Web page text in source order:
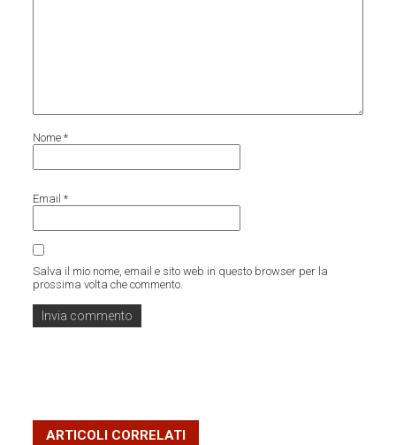
Nome*
Email*
Salva il mio nome, email e sito web in questo browser per la
prossima volta che commento.
ARTICOLI CORRELATI